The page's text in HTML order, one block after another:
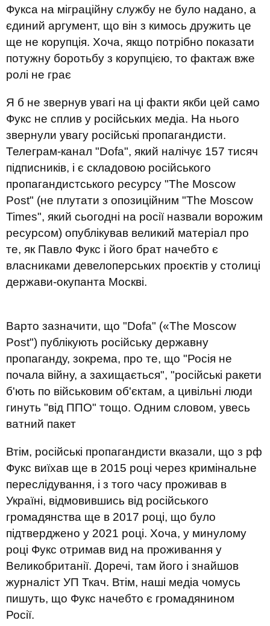
Фукса на міграційну службу не було надано, а
єдиний аргумент, що він з кимось дружить це
ще не корупція. Хоча, якщо потрібно показати
потужну боротьбу з корупцією, то фактаж вже
ролі не грає
Я б не звернув увагі на ці факти якби цей само
Фукс не сплив у російських медіа. На нього
звернули увагу російські пропагандисти.
Телеграм-канал "Dofa", який налічує 157 тисяч
підписників, і є складовою російського
пропагандистського ресурсу "The Moscow
Post" (не плутати з опозиційним "The Moscow
Times", який сьогодні на росії назвали ворожим
ресурсом) опублікував великий матеріал про
те, як Павло Фукс і його брат начебто є
власниками девелоперських проєктів у столиці
держави-окупанта Москві.
Варто зазначити, що "Dofa" («The Moscow
Post") публікують російську державну
пропаганду, зокрема, про те, що "Росія не
почала війну, а захищається", "російські ракети
б'ють по військовим об'єктам, а цивільні люди
гинуть "від ППО" тощо. Одним словом, увесь
ватний пакет
Втім, російські пропагандисти вказали, що з рф
Фукс виїхав ще в 2015 році через кримінальне
переслідування, і з того часу проживав в
Україні, відмовившись від російського
громадянства ще в 2017 році, що було
підтверджено у 2021 році. Хоча, у минулому
році Фукс отримав вид на проживання у
Великобританії. Доречі, там його і знайшов
журналіст УП Ткач. Втім, наші медіа чомусь
пишуть, що Фукс начебто є громадянином
Росії.